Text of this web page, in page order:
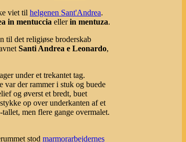
viet til helgenen Sant'Andrea.
in mentuccia ellerin mentuza.
til det religiøse broderskab
Santi Andrea e Leonardo,
under et trekantet tag.
var der rammer i stuk og buede
og øverst et bredt, buet
op over underkanten af et
men flere gange overmalet.
stod marmorarbejdernes